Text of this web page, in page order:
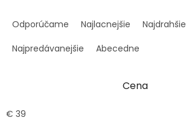
a
e
r
Odporúčame Najlacnejšie
Najdrahšie
Najpredávanejšie
Abecedne
Cena
€ 39